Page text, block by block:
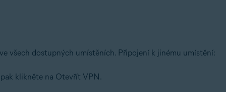
všech dostupných umístěních. Připojení k jinému umístění:
klikněte na Otevřít VPN.